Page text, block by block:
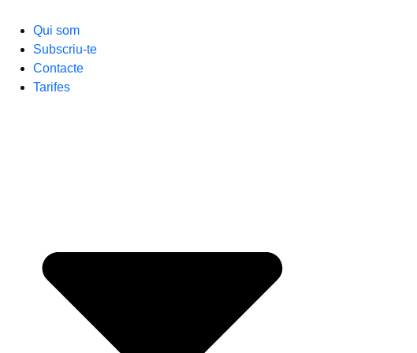
Qui som
Subscriu-te
Contacte
Tarifes